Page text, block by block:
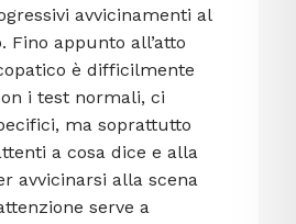
avvicinamenti al
Fino appunto all’atto
è difficilmente
i test normali, ci
ma soprattutto
a cosa dice e alla
avvicinarsi alla scena
serve a